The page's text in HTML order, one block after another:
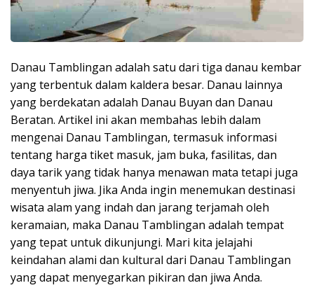
Danau Tamblingan adalah satu dari tiga danau kembar
yang terbentuk dalam kaldera besar. Danau lainnya
yang berdekatan adalah Danau Buyan dan Danau
Beratan. Artikel ini akan membahas lebih dalam
mengenai Danau Tamblingan, termasuk informasi
tentang harga tiket masuk, jam buka, fasilitas, dan
daya tarik yang tidak hanya menawan mata tetapi juga
menyentuh jiwa. Jika Anda ingin menemukan destinasi
wisata alam yang indah dan jarang terjamah oleh
keramaian, maka Danau Tamblingan adalah tempat
yang tepat untuk dikunjungi. Mari kita jelajahi
keindahan alami dan kultural dari Danau Tamblingan
yang dapat menyegarkan pikiran dan jiwa Anda.